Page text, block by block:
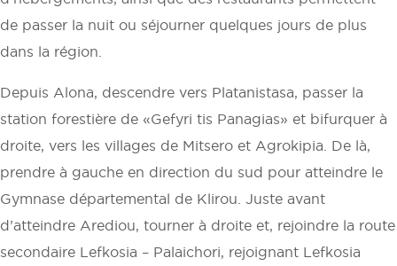
de passer la nuit ou séjourner quelques jours de plus
dans la région.
Depuis Alona, descendre vers Platanistasa, passer la
station forestière de «Gefyri tis Panagias» et bifurquer à
droite, vers les villages de Mitsero et Agrokipia. De là,
prendre à gauche en direction du sud pour atteindre le
Gymnase départemental de Klirou. Juste avant
d’atteindre Arediou, tourner à droite et, rejoindre la route
secondaire Lefkosia – Palaichori, rejoignant Lefkosia